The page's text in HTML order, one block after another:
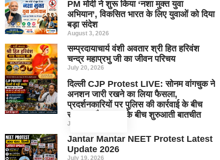
PM मोदी ने शुरू किया ‘नशा मुक्त युवा
अभियान’, विकसित भारत के लिए युवाओं को दिया
बड़ा संदेश
August 3, 2026
सम्प्रदायाचार्य वंशी अवतार श्री हित हरिवंश
चन्द्र महाप्रभु जी का जीवन परिचय
July 20, 2026
दिल्ली CJP Protest LIVE: सोनम वांगचुक ने
अनशन जारी रखने का लिया फैसला,
प्रदर्शनकारियों पर पुलिस की कार्रवाई के बीच
सरकार और CJP के बीच शुरुआती बातचीत
July 20, 2026
Jantar Mantar NEET Protest Latest
Update 2026
July 19, 2026